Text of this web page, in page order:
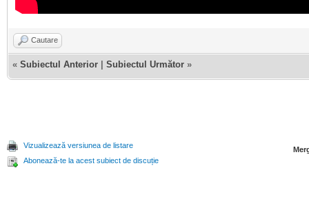
Cautare
« Subiectul Anterior Subiectul Următor »
Vizualizează versiunea de listare
Abonează-te la acest subiect de discuție